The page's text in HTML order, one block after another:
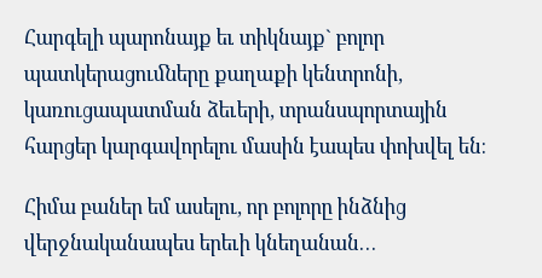
Հարգելի պարոնայք եւ տիկնայք` բոլոր
պատկերացումները քաղաքի կենտրոնի,
կառուցապատման ձեւերի, տրանսպորտային
հարցեր կարգավորելու մասին էապես փոխվել են:
Հիմա բաներ եմ ասելու, որ բոլորը ինձնից
վերջնականապես երեւի կնեղանան…